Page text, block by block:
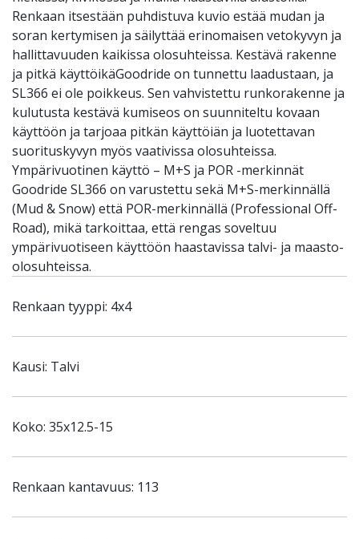
Renkaan itsestään puhdistuva kuvio estää mudan ja
soran kertymisen ja säilyttää erinomaisen vetokyvyn ja
hallittavuuden kaikissa olosuhteissa. Kestävä rakenne
ja pitkä käyttöikäGoodride on tunnettu laadustaan, ja
SL366 ei ole poikkeus. Sen vahvistettu runkorakenne ja
kulutusta kestävä kumiseos on suunniteltu kovaan
käyttöön ja tarjoaa pitkän käyttöiän ja luotettavan
suorituskyvyn myös vaativissa olosuhteissa.
Ympärivuotinen käyttö – M+S ja POR -merkinnät
Goodride SL366 on varustettu sekä M+S-merkinnällä
(Mud & Snow) että POR-merkinnällä (Professional Off-
Road), mikä tarkoittaa, että rengas soveltuu
ympärivuotiseen käyttöön haastavissa talvi- ja maasto-
olosuhteissa.
Renkaan tyyppi: 4x4
Kausi: Talvi
Koko: 35x12.5-15
Renkaan kantavuus: 113